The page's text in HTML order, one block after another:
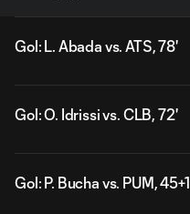
Gol: L. Abada vs. ATS, 78'
Gol: O. Idrissi vs. CLB, 72'
Gol: P. Bucha vs. PUM,